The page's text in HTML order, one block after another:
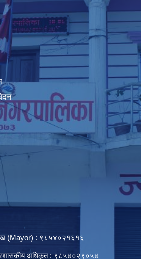
(Mayor) : ९८५४०२१६१६
अधिकृत : ९८५४०२९०५४